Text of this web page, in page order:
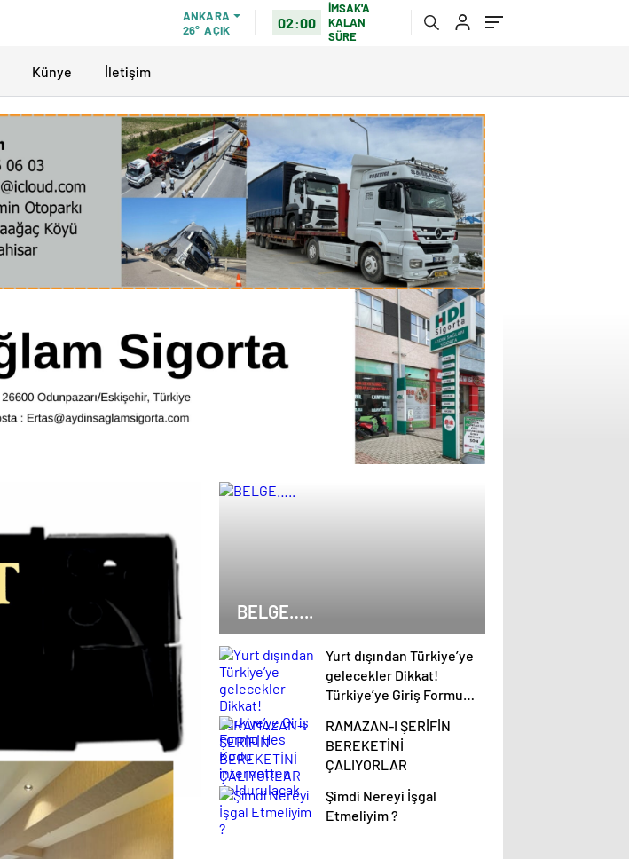
ANKARA
26° AÇIK 02:00
İMSAK'A
KALAN
SÜRE
Künye İletişim
BELGE…..
Yurt dışından Türkiye’ye
gelecekler Dikkat!
Türkiye’ye Giriş Formu
doldurulacak
RAMAZAN-I ŞERİFİN
BEREKETİNİ
ÇALIYORLAR
Şimdi Nereyi İşgal
Etmeliyim ?